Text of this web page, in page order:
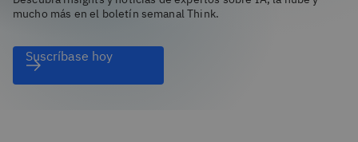
mucho más en el boletín semanal Think.
Suscríbase hoy